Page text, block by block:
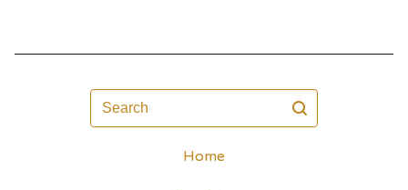
Search
Home